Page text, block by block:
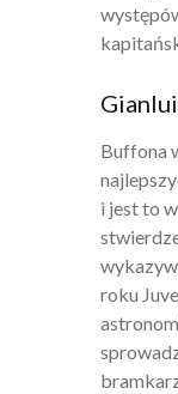
Buffona
i jest to
roku